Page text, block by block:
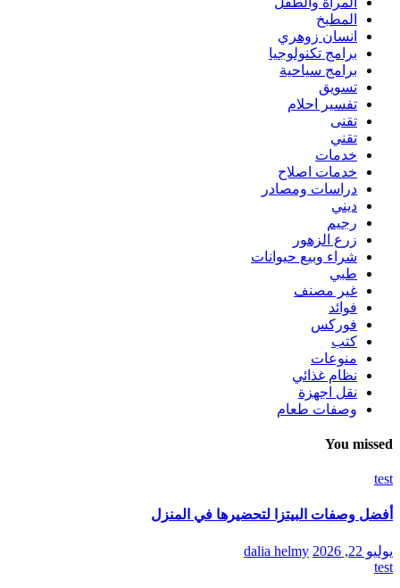
المطبخ
انسان زوهري
برامج تكنولوجيا
برامج سياحية
تسويق
تفسير احلام
تقنى
تقني
خدمات
خدمات اصلاح
دراسات ومصادر
ديني
رجيم
زرع الزهور
شراء وبيع حيوانات
طبي
غير مصنف
فوائد
فوركس
كتب
منوعات
نظام غذائي
نقل اجهزة
وصفات طعام
You missed
test
أفضل وصفات البيتزا لتحضيرها في المنزل
يوليو 22, 2026
dalia helmy
test